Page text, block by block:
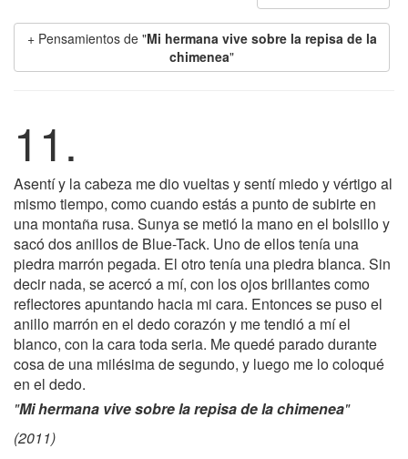
+ Pensamientos de "Mi hermana vive sobre la repisa de la
chimenea"
11.
Asentí y la cabeza me dio vueltas y sentí miedo y vértigo al
mismo tiempo, como cuando estás a punto de subirte en
una montaña rusa. Sunya se metió la mano en el bolsillo y
sacó dos anillos de Blue-Tack. Uno de ellos tenía una
piedra marrón pegada. El otro tenía una piedra blanca. Sin
decir nada, se acercó a mí, con los ojos brillantes como
reflectores apuntando hacia mi cara. Entonces se puso el
anillo marrón en el dedo corazón y me tendió a mí el
blanco, con la cara toda seria. Me quedé parado durante
cosa de una milésima de segundo, y luego me lo coloqué
en el dedo.
"Mi hermana vive sobre la repisa de la chimenea"
(2011)